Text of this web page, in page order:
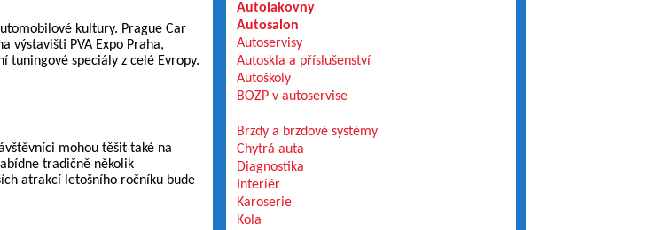
kultury. Prague Car
výstavišti PVA Expo Praha,
tuningové speciály z celé Evropy.
mohou těšit také na
tradičně několik
atrakcí letošního ročníku bude
Autolakovny
Autosalon
Autoservisy
Autoskla a příslušenství
Autoškoly
BOZP v autoservise
Brzdy a brzdové systémy
Chytrá auta
Diagnostika
Interiér
Karoserie
Kola